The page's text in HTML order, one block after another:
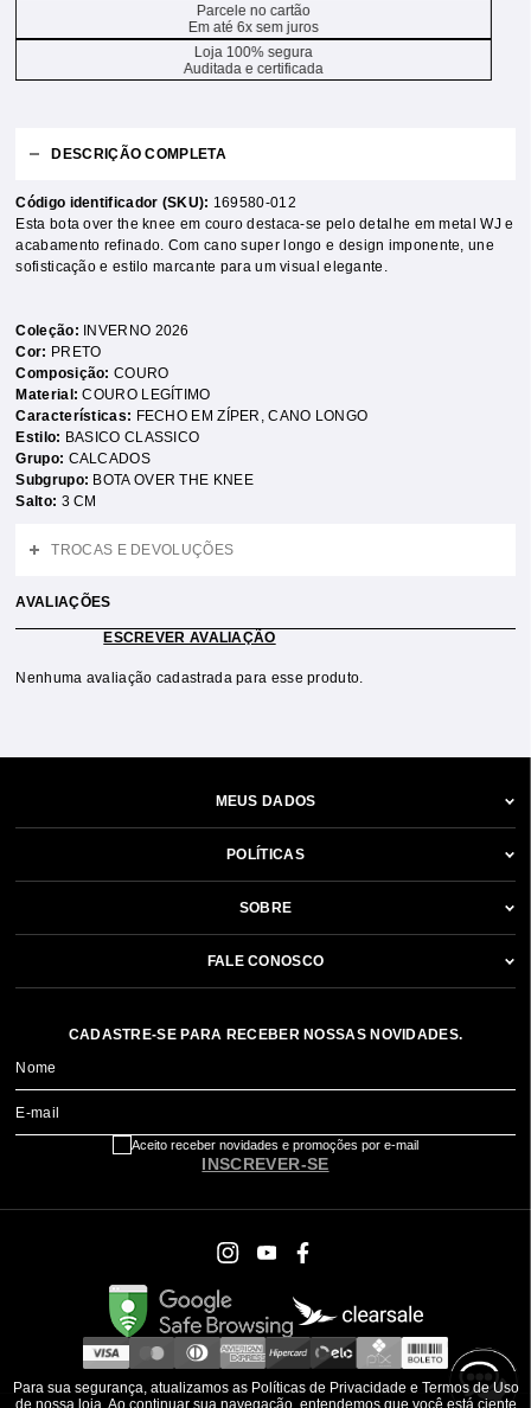
Parcele no cartão
Em até 6x sem juros
Loja 100% segura
Auditada e certificada
DESCRIÇÃO COMPLETA
Código identificador (SKU): 169580-012
Esta bota over the knee em couro destaca-se pelo detalhe em metal WJ e
acabamento refinado. Com cano super longo e design imponente, une
sofisticação e estilo marcante para um visual elegante.
Coleção:
INVERNO 2026
Cor: PRETO
Composição:COURO
Material:COURO LEGÍTIMO
Características: FECHO EM ZÍPER ,CANO LONGO
Estilo: BASICO CLASSICO
Grupo: CALCADOS
Subgrupo: BOTA OVER THE KNEE
Salto: 3 CM
TROCAS E DEVOLUÇÕES
AVALIAÇÕES
ESCREVER AVALIAÇÃO
Nenhuma avaliação cadastrada para esse produto.
MEUS DADOS
POLÍTICAS
SOBRE
FALE CONOSCO
CADASTRE-SE PARA RECEBER NOSSAS NOVIDADES.
Nome
E-mail
INSCREVER-SE
Aceito receber novidades e promoções por e-mail
Para sua segurança, atualizamos as Políticas de Privacidade e Termos de Uso
de nossa loja. Ao continuar sua navegação, entendemos que você está ciente